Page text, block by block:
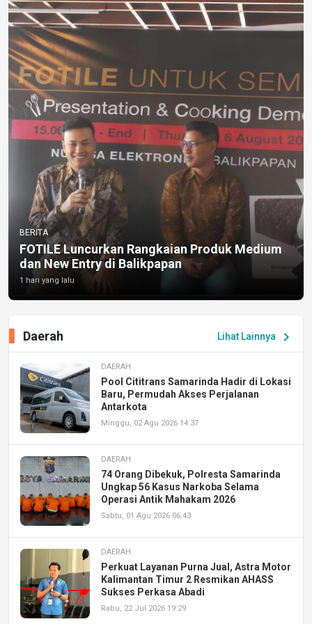
BERITA
FOTILE Luncurkan Rangkaian Produk Medium
dan New Entry di Balikpapan
1 hari yang lalu
Lihat Lainnya chevron_right
Daerah
DAERAH
Pool Cititrans Samarinda Hadir di Lokasi
Baru, Permudah Akses Perjalanan
Antarkota
Minggu, 02 Agu 2026 14:37
DAERAH
74 Orang Dibekuk, Polresta Samarinda
Ungkap 56 Kasus Narkoba Selama
Operasi Antik Mahakam 2026
Sabtu, 01 Agu 2026 06:43
DAERAH
Perkuat Layanan Purna Jual, Astra Motor
Kalimantan Timur 2 Resmikan AHASS
Sukses Perkasa Abadi
Rabu, 22 Jul 2026 19:29